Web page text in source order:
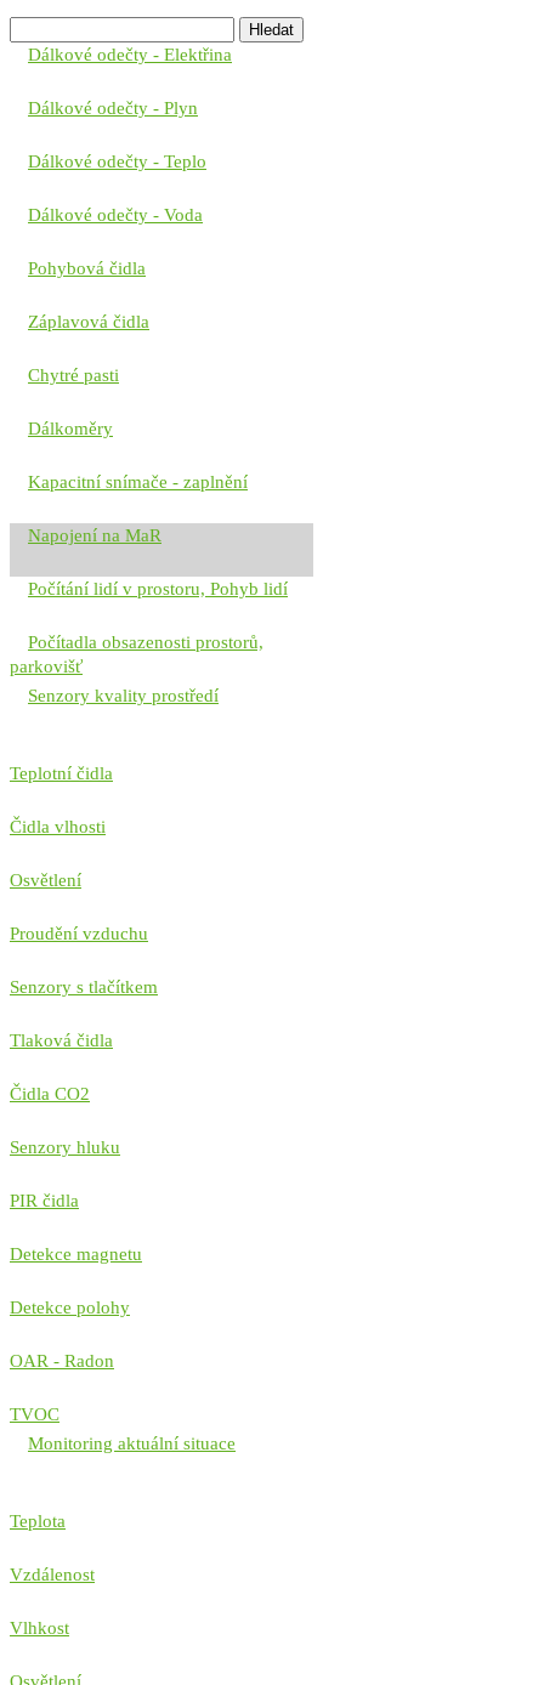
Dálkové odečty - Elektřina
Dálkové odečty - Plyn
Dálkové odečty - Teplo
Dálkové odečty - Voda
Pohybová čidla
Záplavová čidla
Chytré pasti
Dálkoměry
Kapacitní snímače - zaplnění
Napojení na MaR
Počítání lidí v prostoru, Pohyb lidí
Počítadla obsazenosti prostorů,
parkovišť
Senzory kvality prostředí
Teplotní čidla
Čidla vlhosti
Osvětlení
Proudění vzduchu
Senzory s tlačítkem
Tlaková čidla
Čidla CO2
Senzory hluku
PIR čidla
Detekce magnetu
Detekce polohy
OAR - Radon
TVOC
Monitoring aktuální situace
Teplota
Vzdálenost
Vlhkost